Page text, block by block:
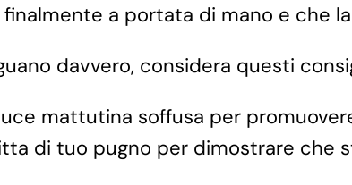
a portata di mano e che
davvero, considera questi
mattutina soffusa per
di tuo pugno per dimostrare che